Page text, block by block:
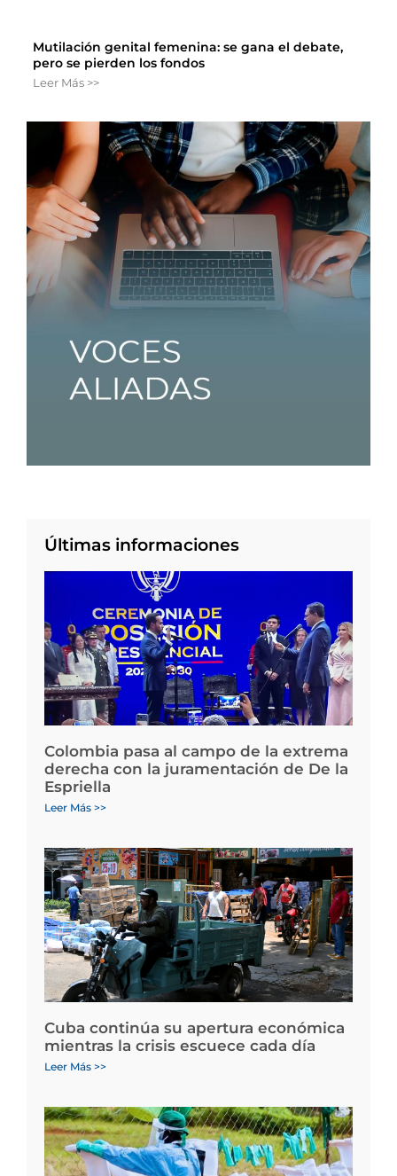
Mutilación genital femenina: se gana el debate,
pero se pierden los fondos
Leer Más >>
Últimas informaciones
Colombia pasa al campo de la extrema
derecha con la juramentación de De la
Espriella
Leer Más >>
Cuba continúa su apertura económica
mientras la crisis escuece cada día
Leer Más >>